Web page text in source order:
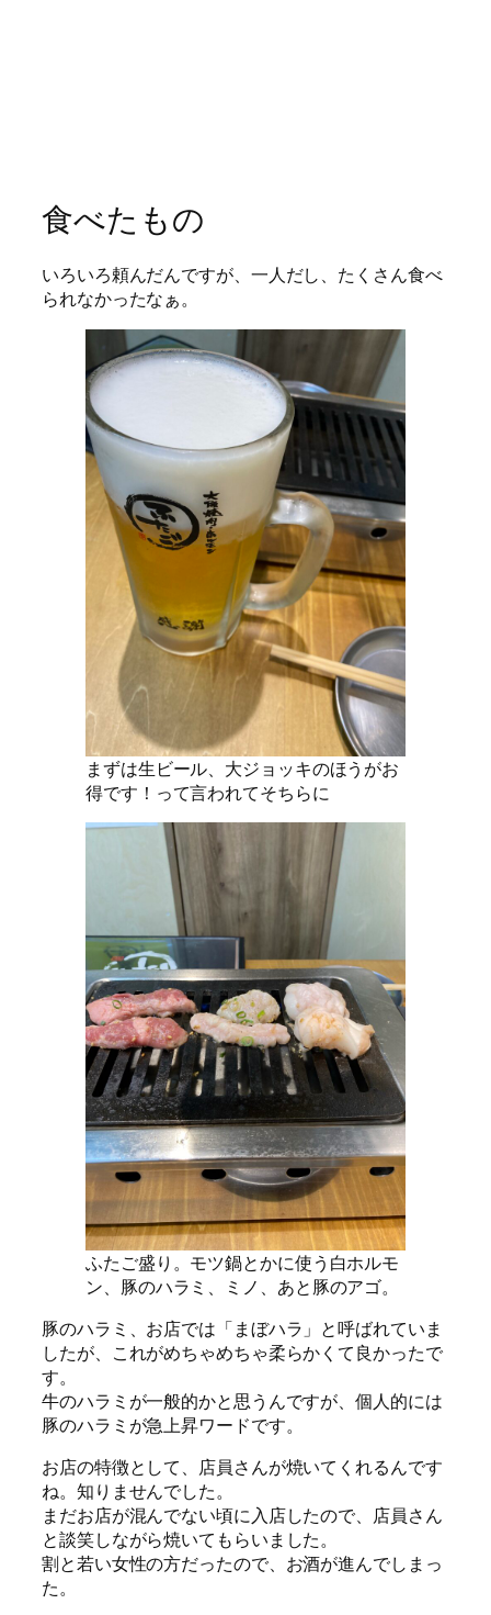
食べたもの
いろいろ頼んだんですが、一人だし、たくさん食べ
られなかったなぁ。
まずは生ビール、大ジョッキのほうがお
得です！って言われてそちらに
ふたご盛り。モツ鍋とかに使う白ホルモ
ン、豚のハラミ、ミノ、あと豚のアゴ。
豚のハラミ、お店では「まぼハラ」と呼ばれていま
したが、これがめちゃめちゃ柔らかくて良かったで
す。
牛のハラミが一般的かと思うんですが、個人的には
豚のハラミが急上昇ワードです。
お店の特徴として、店員さんが焼いてくれるんです
ね。知りませんでした。
まだお店が混んでない頃に入店したので、店員さん
と談笑しながら焼いてもらいました。
割と若い女性の方だったので、お酒が進んでしまっ
た。